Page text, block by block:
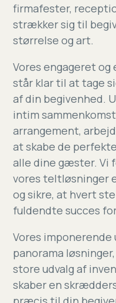
firmafester,
strækker sig til
størrelse og art.
Vores engageret
står klar til at tage
af din begivenhed.
intim
arrangement,
at skabe de
alle dine gæster. Vi
vores teltløsninger
og sikre, at hvert
fuldendte succes
Vores
panorama
store udvalg af
skaber en